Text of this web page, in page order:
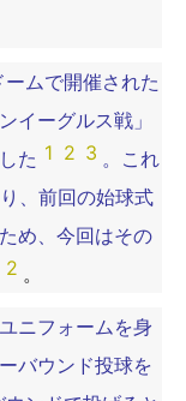
ムで開催された
イーグルス戦」
た 1 2 3 。これ
、前回の始球式
め、今回はその
2 。
ニフォームを身
バウンド投球を